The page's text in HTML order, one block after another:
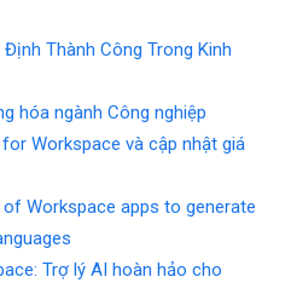
Thành Công Trong Kinh
hóa ngành Công nghiệp
Workspace và cập nhật giá
Workspace apps to generate
Trợ lý AI hoàn hảo cho